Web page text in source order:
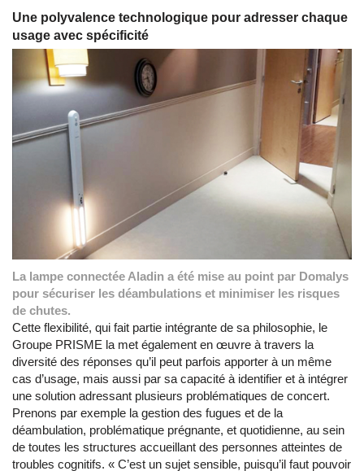
Une polyvalence technologique pour adresser chaque
usage avec spécificité
La lampe connectée Aladin a été mise au point par Domalys
pour sécuriser les déambulations et minimiser les risques
de chutes.
Cette flexibilité, qui fait partie intégrante de sa philosophie, le
Groupe PRISME la met également en œuvre à travers la
diversité des réponses qu’il peut parfois apporter à un même
cas d’usage, mais aussi par sa capacité à identifier et à intégrer
une solution adressant plusieurs problématiques de concert.
Prenons par exemple la gestion des fugues et de la
déambulation, problématique prégnante, et quotidienne, au sein
de toutes les structures accueillant des personnes atteintes de
troubles cognitifs. « C’est un sujet sensible, puisqu’il faut pouvoir